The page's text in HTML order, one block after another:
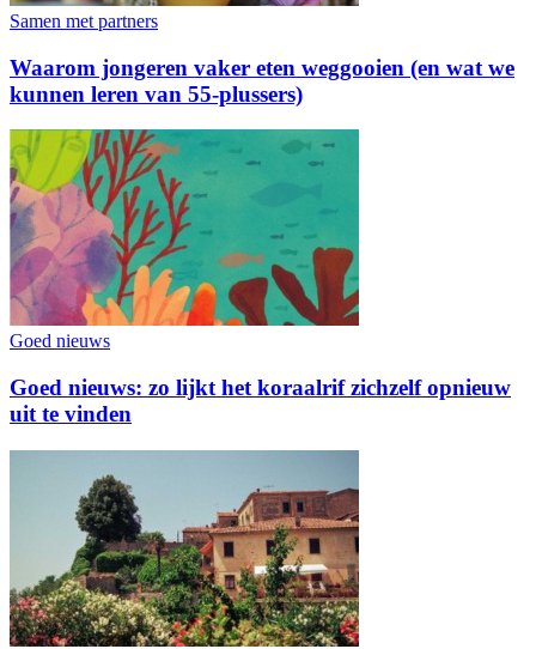
Samen met partners
Waarom jongeren vaker eten weggooien (en wat we
kunnen leren van 55-plussers)
Goed nieuws
Goed nieuws: zo lijkt het koraalrif zichzelf opnieuw
uit te vinden